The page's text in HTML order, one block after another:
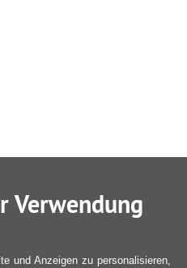
Verwendung
und Anzeigen zu personalisieren,